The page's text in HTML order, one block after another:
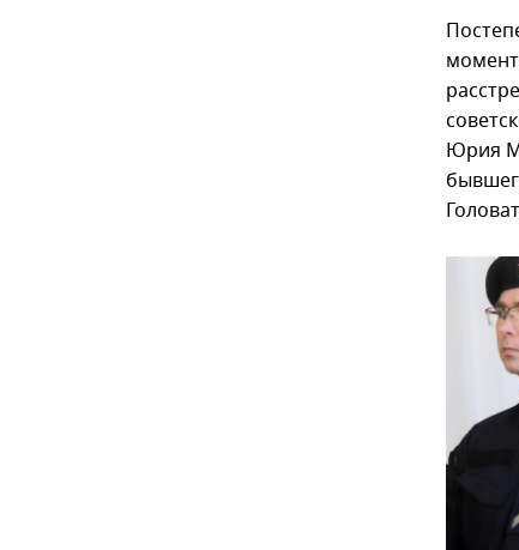
Юрия